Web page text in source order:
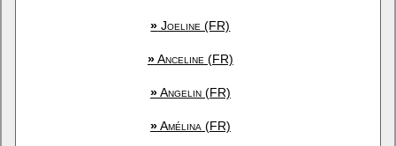
» Joeline (FR)
»Anceline (FR)
»Angelin (FR)
»Amélina (FR)